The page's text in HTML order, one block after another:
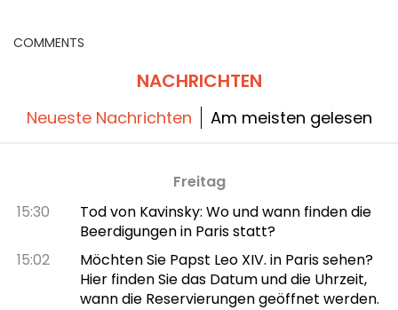
COMMENTS
NACHRICHTEN
Neueste Nachrichten Am meisten gelesen
Freitag
15:30
Tod von Kavinsky: Wo und wann finden die
Beerdigungen in Paris statt?
15:02
Möchten Sie Papst Leo XIV. in Paris sehen?
Hier finden Sie das Datum und die Uhrzeit,
wann die Reservierungen geöffnet werden.